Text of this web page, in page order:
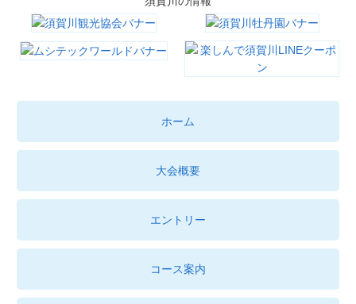
ホーム
大会概要
エントリー
コース案内